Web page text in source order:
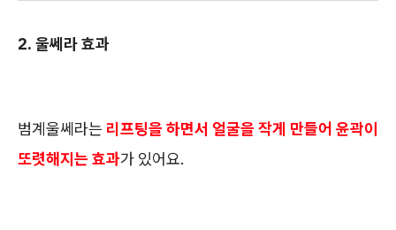
2. 울쎄라 효과
범계울쎄라는 리프팅을 하면서 얼굴을 작게 만들어 윤곽이
또렷해지는 효과가 있어요.